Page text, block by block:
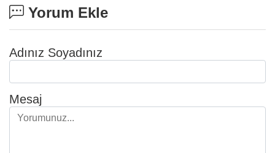
Yorum Ekle
Adınız Soyadınız
Mesaj